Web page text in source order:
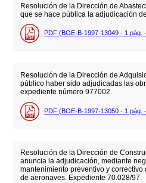
Resolución de la Dirección de
que se hace pública la adjudicación
PDF (BOE-B-1997-13049 - 1 pág.
Resolución de la Dirección de
público haber sido adjudicadas las
expediente número 977002.
PDF (BOE-B-1997-13050 - 1 pág.
Resolución de la Dirección de
anuncia la adjudicación, mediante
mantenimiento preventivo y
de aeronaves. Expediente 70.028/97.